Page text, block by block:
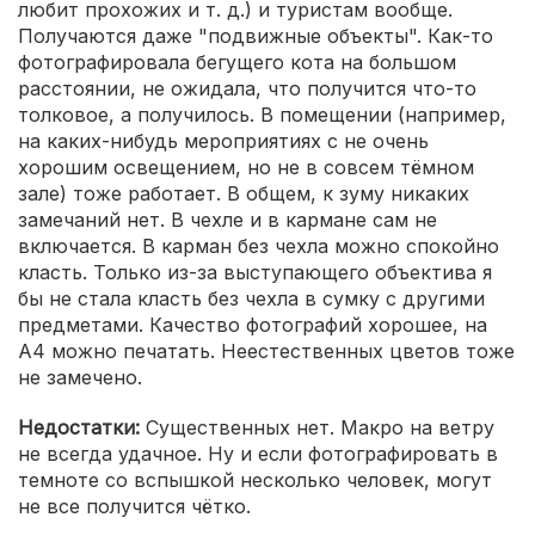
любит прохожих и т. д.) и туристам вообще.
Получаются даже "подвижные объекты". Как-то
фотографировала бегущего кота на большом
расстоянии, не ожидала, что получится что-то
толковое, а получилось. В помещении (например,
на каких-нибудь мероприятиях с не очень
хорошим освещением, но не в совсем тёмном
зале) тоже работает. В общем, к зуму никаких
замечаний нет. В чехле и в кармане сам не
включается. В карман без чехла можно спокойно
класть. Только из-за выступающего объектива я
бы не стала класть без чехла в сумку с другими
предметами. Качество фотографий хорошее, на
A4 можно печатать. Неестественных цветов тоже
не замечено.
Недостатки: Существенных нет. Макро на ветру
не всегда удачное. Ну и если фотографировать в
темноте со вспышкой несколько человек, могут
не все получится чётко.